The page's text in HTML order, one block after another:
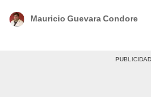
Mauricio Guevara Condore